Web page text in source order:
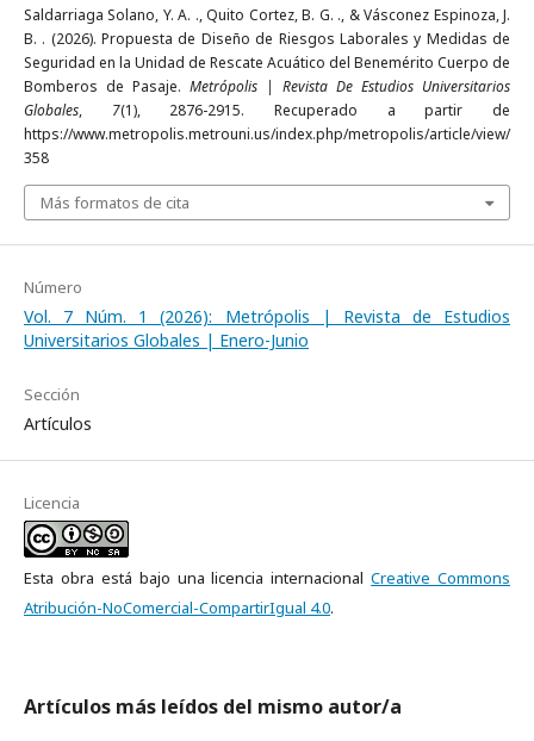
Saldarriaga Solano, Y. A. ., Quito Cortez, B. G. ., & Vásconez Espinoza, J.
B. . (2026). Propuesta de Diseño de Riesgos Laborales y Medidas de
Seguridad en la Unidad de Rescate Acuático del Benemérito Cuerpo de
Bomberos de Pasaje. Metrópolis | Revista De Estudios Universitarios
Globales, 7(1), 2876-2915. Recuperado a partir de
https://www.metropolis.metrouni.us/index.php/metropolis/article/view/
358
Más formatos de cita
Número
Vol. 7 Núm. 1 (2026): Metrópolis | Revista de Estudios
Universitarios Globales | Enero-Junio
Sección
Artículos
Licencia
Esta obra está bajo una licencia internacionalCreative Commons
Atribución-NoComercial-CompartirIgual 4.0.
Artículos más leídos del mismo autor/a